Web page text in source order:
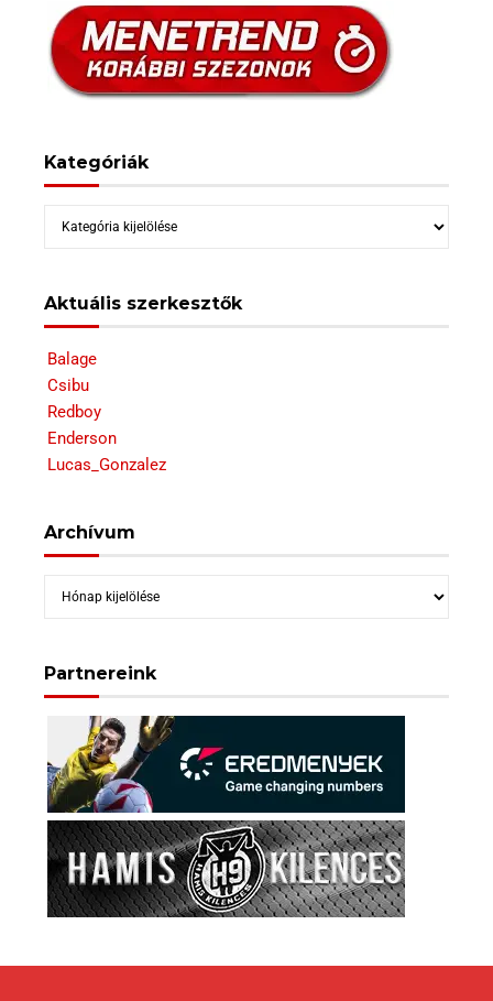
Kategóriák
Kategóriák
Aktuális szerkesztők
Balage
Csibu
Redboy
Enderson
Lucas_Gonzalez
Archívum
Archívum
Partnereink